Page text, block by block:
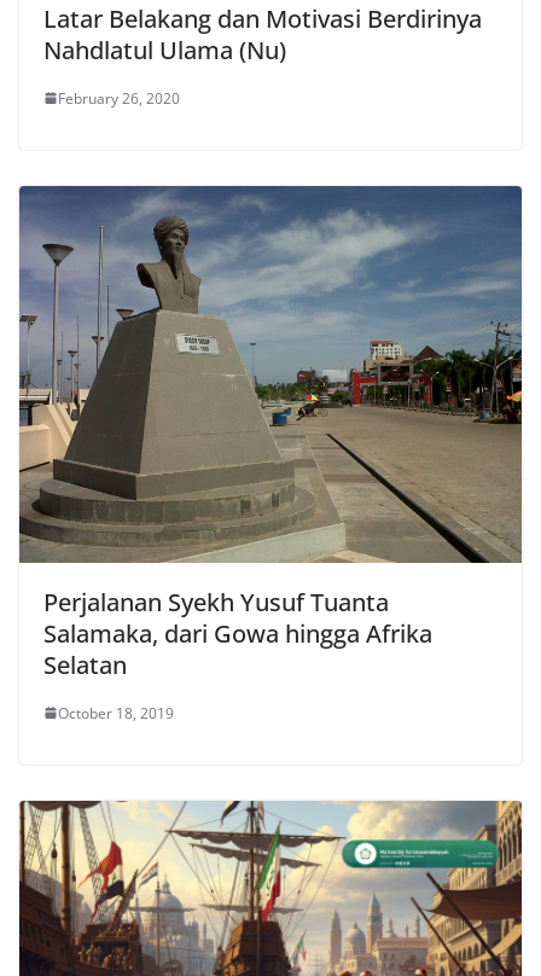
Latar Belakang dan Motivasi Berdirinya
Nahdlatul Ulama (Nu)
February 26, 2020
Perjalanan Syekh Yusuf Tuanta
Salamaka, dari Gowa hingga Afrika
Selatan
October 18, 2019